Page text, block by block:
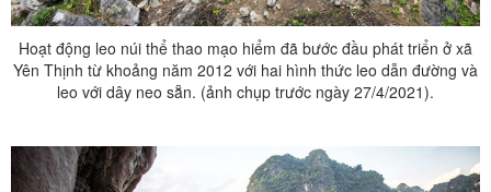
Hoạt động leo núi thể thao mạo hiểm đã bước đầu phát triển ở xã
Yên Thịnh từ khoảng năm 2012 với hai hình thức leo dẫn đường và
leo với dây neo sẵn. (ảnh chụp trước ngày 27/4/2021).